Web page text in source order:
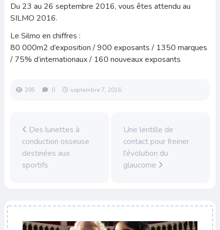
Du 23 au 26 septembre 2016, vous êtes attendu au
SILMO 2016.
Le Silmo en chiffres :
80 000m2 d’exposition / 900 exposants / 1350 marques
/ 75% d’internationaux / 160 nouveaux exposants
395 0 septembre 7, 2016
Des lunettes à
conduction osseuse
destinées aux
sportifs
Une lentille de
contact pour freiner
l'évolution du
glaucome